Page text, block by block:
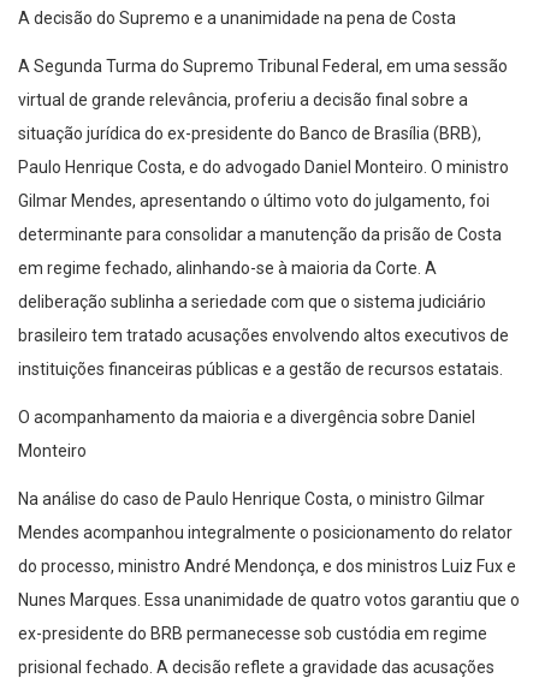
A decisão do Supremo e a unanimidade na pena de Costa
A Segunda Turma do Supremo Tribunal Federal, em uma sessão
virtual de grande relevância, proferiu a decisão final sobre a
situação jurídica do ex-presidente do Banco de Brasília (BRB),
Paulo Henrique Costa, e do advogado Daniel Monteiro. O ministro
Gilmar Mendes, apresentando o último voto do julgamento, foi
determinante para consolidar a manutenção da prisão de Costa
em regime fechado, alinhando-se à maioria da Corte. A
deliberação sublinha a seriedade com que o sistema judiciário
brasileiro tem tratado acusações envolvendo altos executivos de
instituições financeiras públicas e a gestão de recursos estatais.
O acompanhamento da maioria e a divergência sobre Daniel
Monteiro
Na análise do caso de Paulo Henrique Costa, o ministro Gilmar
Mendes acompanhou integralmente o posicionamento do relator
do processo, ministro André Mendonça, e dos ministros Luiz Fux e
Nunes Marques. Essa unanimidade de quatro votos garantiu que o
ex-presidente do BRB permanecesse sob custódia em regime
prisional fechado. A decisão reflete a gravidade das acusações